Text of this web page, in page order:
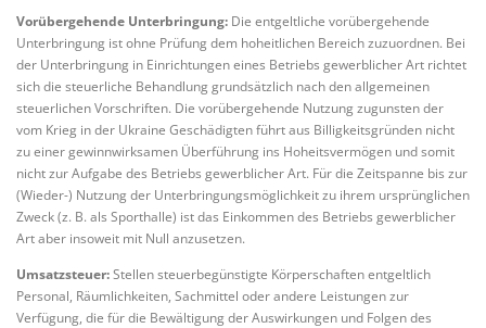
Vorübergehende Unterbringung: Die entgeltliche vorübergehende
Unterbringung ist ohne Prüfung dem hoheitlichen Bereich zuzuordnen. Bei
der Unterbringung in Einrichtungen eines Betriebs gewerblicher Art richtet
sich die steuerliche Behandlung grundsätzlich nach den allgemeinen
steuerlichen Vorschriften. Die vorübergehende Nutzung zugunsten der
vom Krieg in der Ukraine Geschädigten führt aus Billigkeitsgründen nicht
zu einer gewinnwirksamen Überführung ins Hoheitsvermögen und somit
nicht zur Aufgabe des Betriebs gewerblicher Art. Für die Zeitspanne bis zur
(Wieder-) Nutzung der Unterbringungsmöglichkeit zu ihrem ursprünglichen
Zweck (z. B. als Sporthalle) ist das Einkommen des Betriebs gewerblicher
Art aber insoweit mit Null anzusetzen.
Umsatzsteuer:Stellen steuerbegünstigte Körperschaften entgeltlich
Personal, Räumlichkeiten, Sachmittel oder andere Leistungen zur
Verfügung, die für die Bewältigung der Auswirkungen und Folgen des